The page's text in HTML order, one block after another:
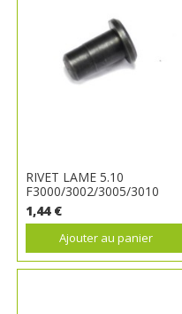
RIVET LAME 5.10
F3000/3002/3005/3010
1,44 €
Ajouter au panier